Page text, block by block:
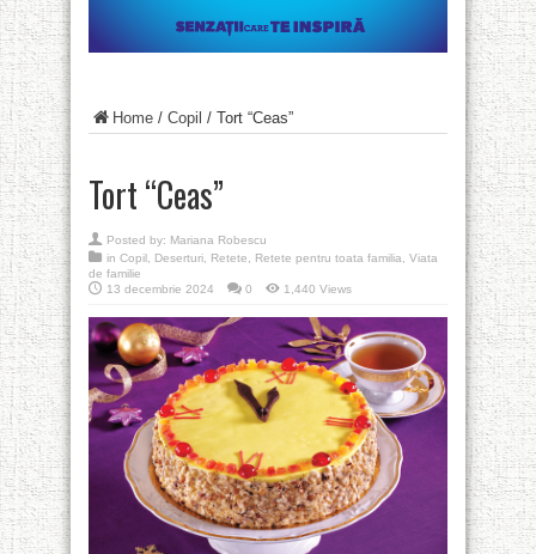
Home / Copil / Tort “Ceas”
Tort “Ceas”
Posted by: Mariana Robescu
in Copil Deserturi Retete Retete pentru toata familia
Viata
de familie
13 decembrie 2024
0 1,440 Views